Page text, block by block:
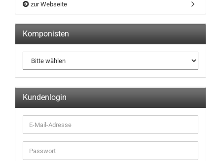
zur Webseite
Komponisten
Kundenlogin